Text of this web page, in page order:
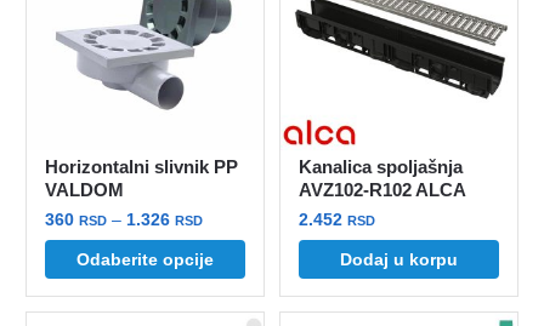
mogu
izabrane
proizvoda.
mogu
biti
stranici
proizvoda.
Horizontalni slivnik PP
VALDOM
360RSD – 1.326RSDRaspon
cena:
od
360 rsd
Odaberite opcije
Ovaj
ima
Kanalica spoljašnja
AVZ102-R102 ALCA
2.452RSD
Dodaj u korpu